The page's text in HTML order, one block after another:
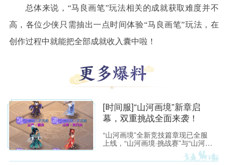
总体来说， “马良画笔”玩法相关的成就获取难度并不
高，各位少侠只需抽出一点时间体验“马良画笔”玩法，在
创作过程中就能把全部成就收入囊中啦！
[时间服]“山河画境”新章启
幕，双重挑战全面来袭！
“山河画境”全新竞技篇章现已全服
上线，“山河画境·挑战赛”与“山河画
境·月度英雄榜”两大玩法同步放
出。参与玩法不仅有机会获得特赦